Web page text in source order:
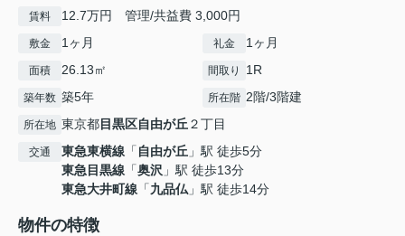
賃料 12.7万円 管理/共益費 3,000円
敷金 1ヶ月 礼金 1ヶ月
面積 26.13㎡ 間取り 1R
築年数 築5年 所在階 2階/3階建
所在地 東京都目黒区自由が丘２丁目
交通 東急東横線 「 自由が丘 」駅 徒歩5分
東急目黒線 「奥沢 」駅 徒歩13分
東急大井町線 「九品仏」駅 徒歩14分
物件の特徴